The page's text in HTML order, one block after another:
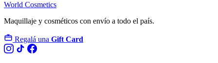
World Cosmetics
Maquillaje y cosméticos con envío a todo el país.
Regalá una Gift Card